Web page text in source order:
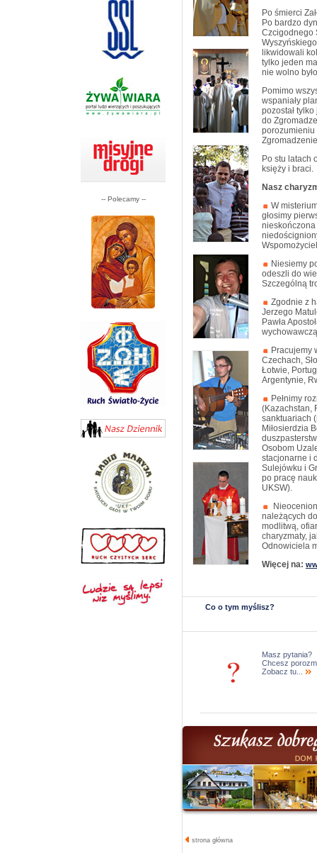
-- Polecamy --
Po śmierci
Po bardzo
Czcigodnego
likwidowali
tylko jeden
nie wolno
Pomimo
wspaniały
pozostał
do
porozumieniu
Po stu latach
księży i braci.
Nasz
W
głosimy
Niesiemy
odeszli do
Szczególną
Zgodnie z
Jerzego
Pawła
Pracujemy
Czechach,
Łotwie,
Argentynie,
Pełnimy
(Kazachstan,
sanktuariach
Miłosierdzia
Osobom
stacjonarne i
Sulejówku i
po pracę
UKSW).
należących
modlitwą,
charyzmaty,
Odnowiciela
Więcej na:
Co o tym myślisz?
Masz pytania?
Chcesz
Zobacz tu...
strona główna